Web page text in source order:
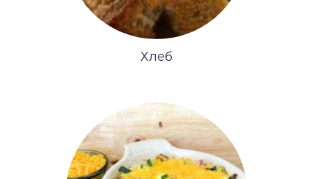
Хлеб